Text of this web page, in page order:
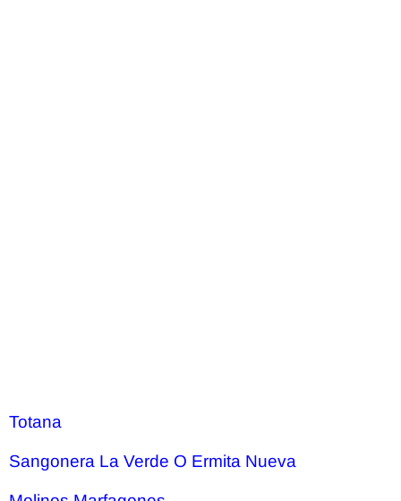
Totana
Sangonera La Verde O Ermita Nueva